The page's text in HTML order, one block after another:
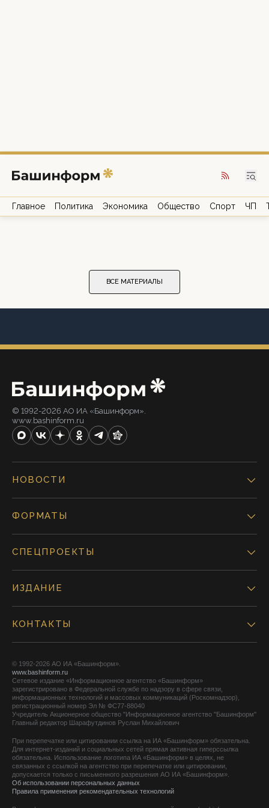
Главное Политика Экономика Общество Спорт ЧП
ВСЕ МАТЕРИАЛЫ
© 1992-2026 АО ИА «Башинформ».
www.bashinform.ru
НОВОСТИ
ФОРМАТЫ
СПЕЦПРОЕКТЫ
ИЗДАНИЕ
КОНТАКТЫ
© 1992-2026 АО ИА «Башинформ».
www.bashinform.ru
Сетевое издание «Информационное агентство «Башинформ»
зарегистрировано в Федеральной службе по надзору в сфере связи,
информационных технологий и массовых коммуникаций (Роскомнадзор),
регистрационный номер Эл № ФС77-88040
Учредитель Акционерное общество "Информационное агентство "Башинформ"
Главный редактор Шарафутдинов Руслан Михайлович
При перепечатке или цитировании ссылка на ИА «Башинформ» обязательна.
Для интернет-изданий и социальных сетей прямая активная гиперссылка
обязательна. Использование логотипа ИА «Башинформ» в целях, не
связанных с ссылкой на агентство при перепечатке или цитировании,
допускается только с письменного разрешения АО ИА «Башинформ».
Об использовании персональных данных
Правила применения рекомендательных технологий